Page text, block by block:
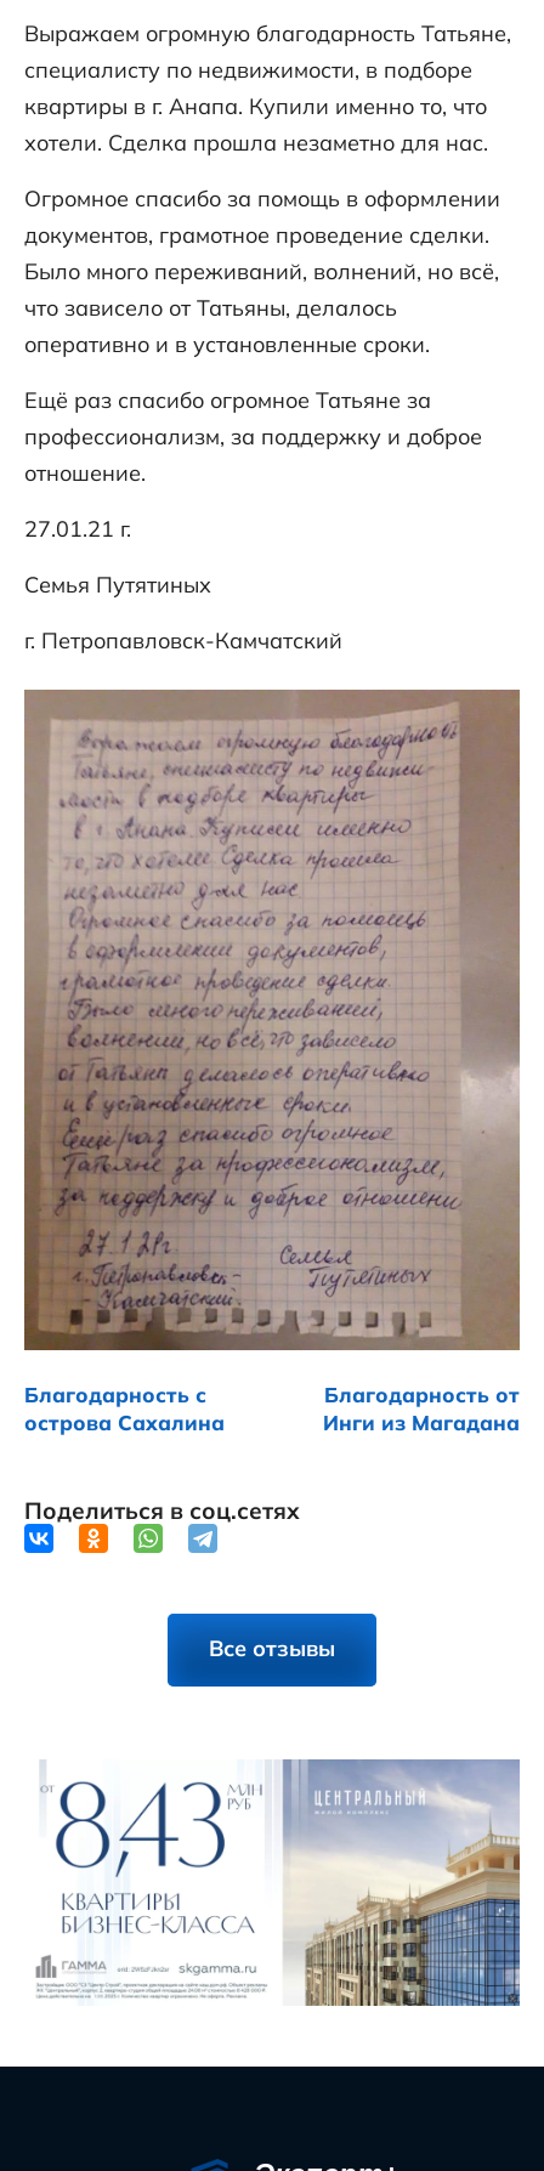
Выражаем огромную благодарность Татьяне,
специалисту по недвижимости, в подборе
квартиры в г. Анапа. Купили именно то, что
хотели. Сделка прошла незаметно для нас.
Огромное спасибо за помощь в оформлении
документов, грамотное проведение сделки.
Было много переживаний, волнений, но всё,
что зависело от Татьяны, делалось
оперативно и в установленные сроки.
Ещё раз спасибо огромное Татьяне за
профессионализм, за поддержку и доброе
отношение.
27.01.21 г.
Семья Путятиных
г. Петропавловск-Камчатский
Благодарность с
острова Сахалина
Благодарность от
Инги из Магадана
Поделиться в соц.сетях
Все отзывы